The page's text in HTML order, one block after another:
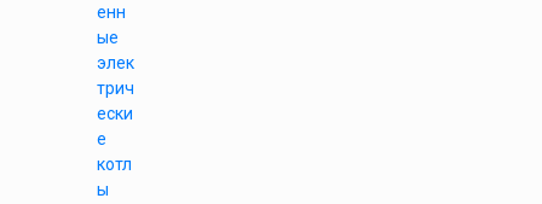
енн
ые
элек
трич
ески
е
котл
ы